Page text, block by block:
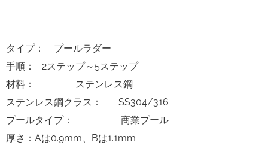
タイプ： プールラダー
手順： 2ステップ～5ステップ
材料： ステンレス鋼
ステンレス鋼クラス： SS304/316
プールタイプ： 商業プール
厚さ：Aは0.9mm、Bは1.1mm